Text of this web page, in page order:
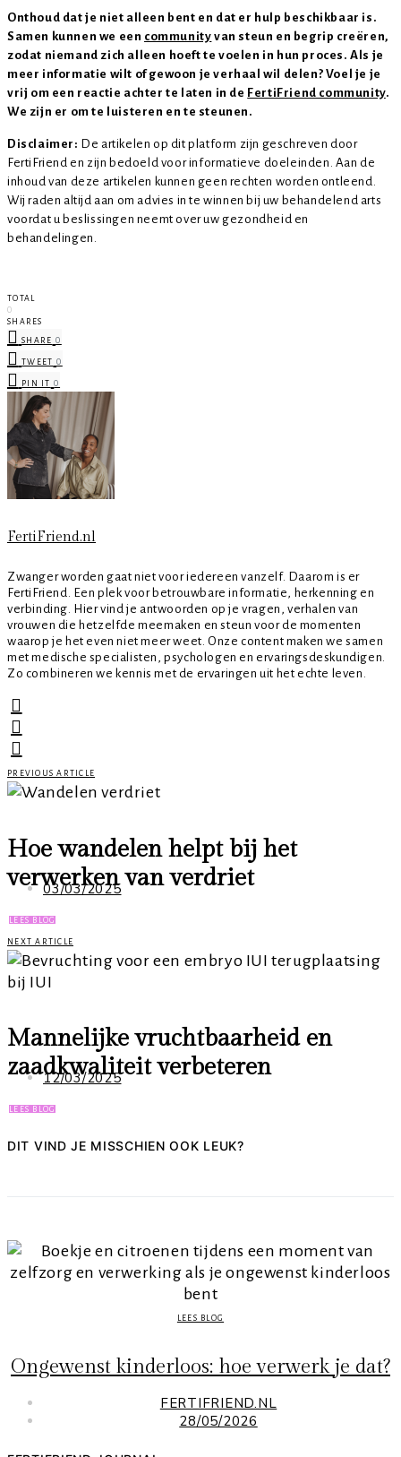
Onthoud dat je niet alleen bent en dat er hulp beschikbaar is.
Samen kunnen we een community van steun en begrip creëren,
zodat niemand zich alleen hoeft te voelen in hun proces. Als je
meer informatie wilt of gewoon je verhaal wil delen? Voel je je
vrij om een reactie achter te laten in de FertiFriend community.
We zijn er om te luisteren en te steunen.
Disclaimer: De artikelen op dit platform zijn geschreven door
FertiFriend en zijn bedoeld voor informatieve doeleinden. Aan de
inhoud van deze artikelen kunnen geen rechten worden ontleend.
Wij raden altijd aan om advies in te winnen bij uw behandelend arts
voordat u beslissingen neemt over uw gezondheid en
behandelingen.
TOTAL
0
SHARES
SHARE 0
TWEET 0
PIN IT 0
FertiFriend.nl
Zwanger worden gaat niet voor iedereen vanzelf. Daarom is er
FertiFriend. Een plek voor betrouwbare informatie, herkenning en
verbinding. Hier vind je antwoorden op je vragen, verhalen van
vrouwen die hetzelfde meemaken en steun voor de momenten
waarop je het even niet meer weet. Onze content maken we samen
met medische specialisten, psychologen en ervaringsdeskundigen.
Zo combineren we kennis met de ervaringen uit het echte leven.
PREVIOUS ARTICLE
Hoe wandelen helpt bij het
verwerken van verdriet
03/03/2025
LEES BLOG
NEXT ARTICLE
Mannelijke vruchtbaarheid en
zaadkwaliteit verbeteren
12/03/2025
LEES BLOG
DIT VIND JE MISSCHIEN OOK LEUK?
LEES BLOG
Ongewenst kinderloos: hoe verwerk je dat?
FERTIFRIEND.NL
28/05/2026